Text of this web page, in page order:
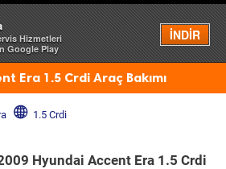
Hizmetleri
Google Play
İNDİR
Menü
Era 1.5 Crdi Araç Bakımı
1.5 Crdi
Hyundai Accent Era 1.5 Crdi